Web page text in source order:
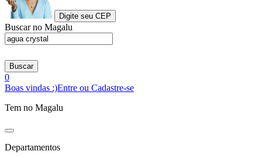
Digite seu CEP
Buscar no Magalu
Buscar
0
Boas vindas :)Entre ou Cadastre-se
Tem no Magalu
Departamentos